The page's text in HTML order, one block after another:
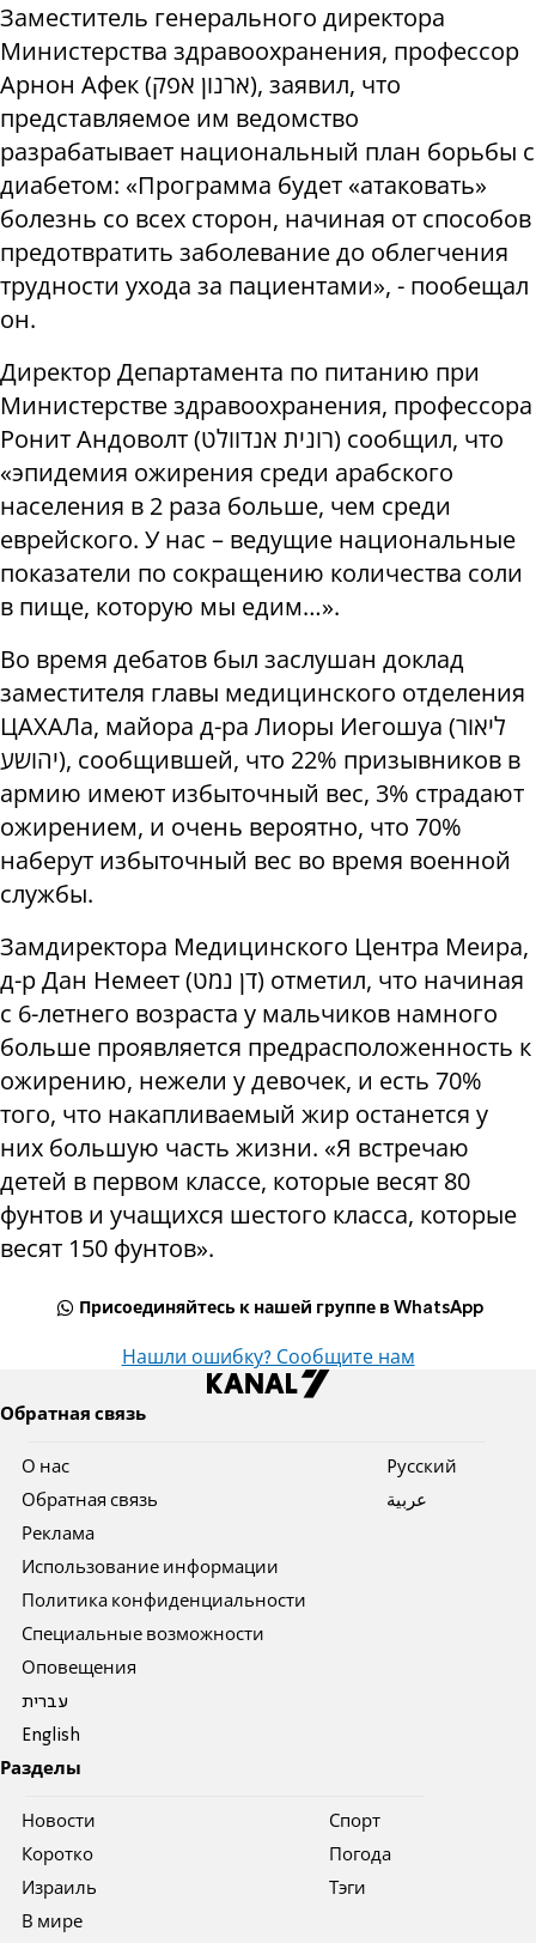
Заместитель генерального директора
Министерства здравоохранения, профессор
Арнон Афек (ארנון אפק), заявил, что
представляемое им ведомство
разрабатывает национальный план борьбы с
диабетом: «Программа будет «атаковать»
болезнь со всех сторон, начиная от способов
предотвратить заболевание до облегчения
трудности ухода за пациентами», - пообещал
он.
Директор Департамента по питанию при
Министерстве здравоохранения, профессора
Ронит Андоволт (רונית אנדוולט) сообщил, что
«эпидемия ожирения среди арабского
населения в 2 раза больше, чем среди
еврейского. У нас – ведущие национальные
показатели по сокращению количества соли
в пище, которую мы едим…».
Во время дебатов был заслушан доклад
заместителя главы медицинского отделения
ЦАХАЛа, майора д-ра Лиоры Иегошуа (ליאור
יהושע), сообщившей, что 22% призывников в
армию имеют избыточный вес, 3% страдают
ожирением, и очень вероятно, что 70%
наберут избыточный вес во время военной
службы.
Замдиректора Медицинского Центра Меира,
д-р Дан Немеет (דן נמט) отметил, что начиная
с 6-летнего возраста у мальчиков намного
больше проявляется предрасположенность к
ожирению, нежели у девочек, и есть 70%
того, что накапливаемый жир останется у
них большую часть жизни. «Я встречаю
детей в первом классе, которые весят 80
фунтов и учащихся шестого класса, которые
весят 150 фунтов».
Присоединяйтесь к нашей группе в WhatsApp
Нашли ошибку? Сообщите нам
Обратная связь
О нас
Обратная связь
Реклама
Использование информации
Политика конфиденциальности
Специальные возможности
Оповещения
עברית
English
Pусский
عربية
Разделы
Новости
Коротко
Израиль
В мире
Спорт
Погода
Тэги